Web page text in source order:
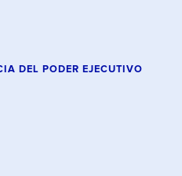
DEL PODER EJECUTIVO